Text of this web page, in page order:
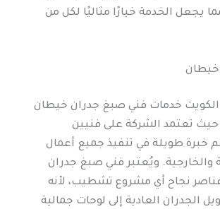
يجعل الخدمة خيارًا مثاليًا لكل من
خيطان
الكويت خدمات فني صبغ جدران خيطان
حيث تعتمد الشركة على فنيين
طويلة في تنفيذ جميع أعمال
والخارجية. ويُعتبر فني صبغ جدران
نجاح أي مشروع تشطيب، لأنه
الجدران العادية إلى لوحات جمالية